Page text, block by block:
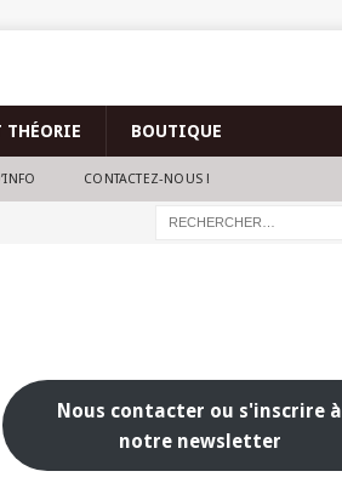
THÉORIE BOUTIQUE
CONTACTEZ-NOUS !
Nous contacter ou s'inscrire à
notre newsletter